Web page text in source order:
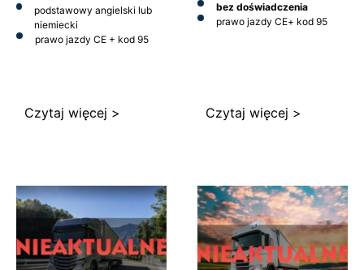
podstawowy angielski lub
niemiecki
prawo jazdy CE + kod 95
Czytaj więcej >
bez doświadczenia
prawo jazdy CE+ kod 95
Czytaj więcej >